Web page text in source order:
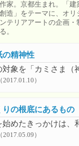
家。京都生まれ。「
造」をテーマに、オリ
テリアアートの企画
。
精神性
対象を「カミさま（
（2017.01.10）
の根底にあるもの
めたきっかけは、
（2017.05.09）